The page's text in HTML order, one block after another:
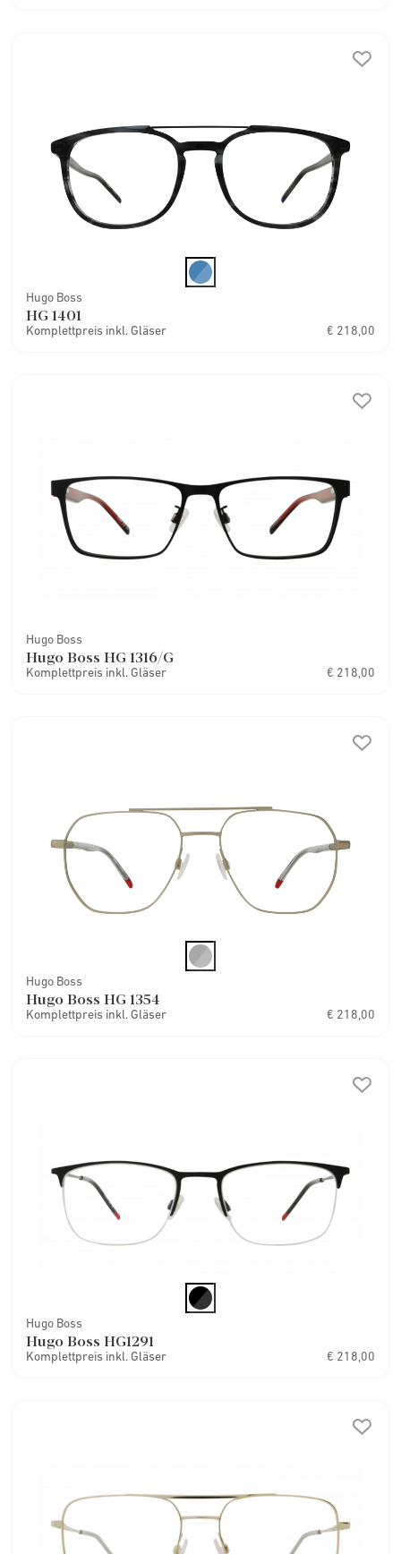
Hugo Boss
HG 1401
Komplettpreis inkl. Gläser € 218,00
Hugo Boss
Hugo Boss HG 1316/G
Komplettpreis inkl. Gläser € 218,00
Hugo Boss
Hugo Boss HG 1354
Komplettpreis inkl. Gläser € 218,00
Hugo Boss
Hugo Boss HG1291
Komplettpreis inkl. Gläser € 218,00